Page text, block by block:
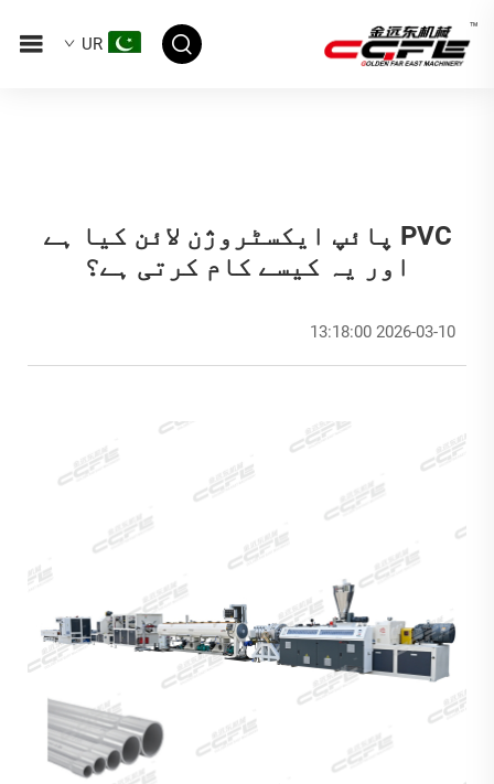
UR
PVC پائپ ایکسٹروژن لائن کیا ہے
اور یہ کیسے کام کرتی ہے؟
2026-03-10 13:18:00